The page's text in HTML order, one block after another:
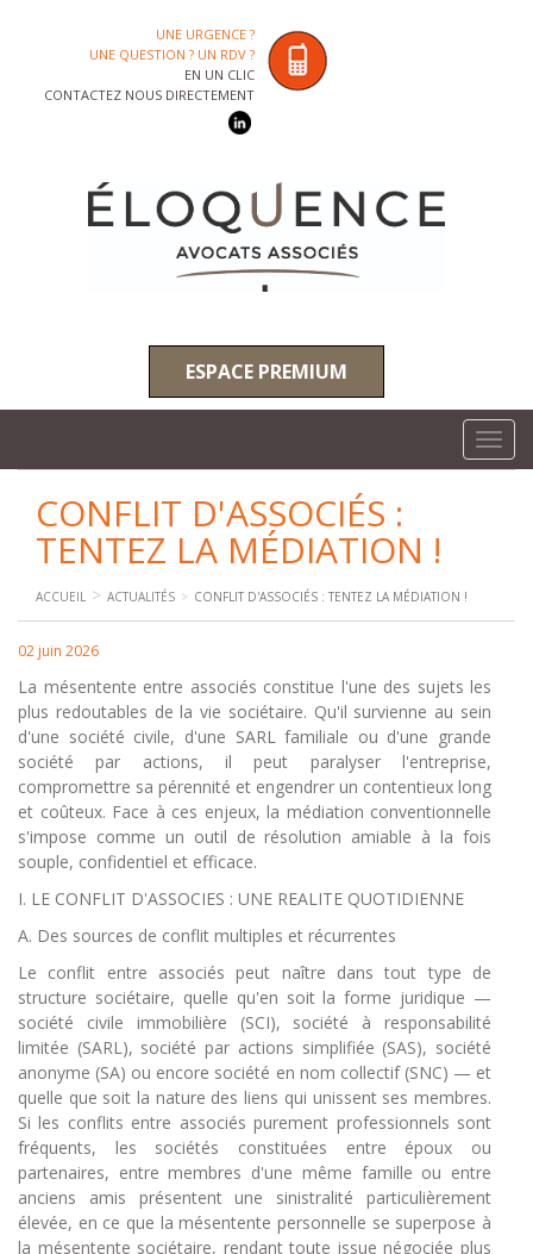
UNE URGENCE ?
UNE QUESTION ? UN RDV ?
EN UN CLIC
CONTACTEZ NOUS DIRECTEMENT
ESPACE PREMIUM
CONFLIT D'ASSOCIÉS :
TENTEZ LA MÉDIATION !
ACCUEIL ACTUALITÉS CONFLIT D'ASSOCIÉS : TENTEZ LA MÉDIATION !
02 juin 2026
La mésentente entre associés constitue l'une des sujets les
plus redoutables de la vie sociétaire. Qu'il survienne au sein
d'une société civile, d'une SARL familiale ou d'une grande
société par actions, il peut paralyser l'entreprise,
compromettre sa pérennité et engendrer un contentieux long
et coûteux. Face à ces enjeux, la médiation conventionnelle
s'impose comme un outil de résolution amiable à la fois
souple, confidentiel et efficace.
I. LE CONFLIT D'ASSOCIES : UNE REALITE QUOTIDIENNE
A. Des sources de conflit multiples et récurrentes
Le conflit entre associés peut naître dans tout type de
structure sociétaire, quelle qu'en soit la forme juridique —
société civile immobilière (SCI), société à responsabilité
limitée (SARL), société par actions simplifiée (SAS), société
anonyme (SA) ou encore société en nom collectif (SNC) — et
quelle que soit la nature des liens qui unissent ses membres.
Si les conflits entre associés purement professionnels sont
fréquents, les sociétés constituées entre époux ou
partenaires, entre membres d'une même famille ou entre
anciens amis présentent une sinistralité particulièrement
élevée, en ce que la mésentente personnelle se superpose à
la mésentente sociétaire, rendant toute issue négociée plus